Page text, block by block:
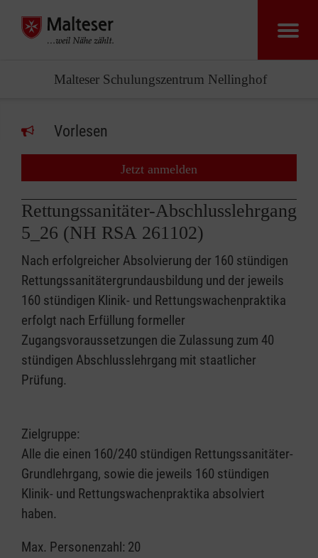
Malteser Schulungszentrum Nellinghof
Vorlesen
Jetzt anmelden
Rettungssanitäter-Abschlusslehrgang
5_26 (NH RSA 261102)
Nach erfolgreicher Absolvierung der 160 stündigen
Rettungssanitätergrundausbildung und der jeweils
160 stündigen Klinik- und Rettungswachenpraktika
erfolgt nach Erfüllung formeller
Zugangsvoraussetzungen die Zulassung zum 40
stündigen Abschlusslehrgang mit staatlicher
Prüfung.
Zielgruppe:
Alle die einen 160/240 stündigen Rettungssanitäter-
Grundlehrgang, sowie die jeweils 160 stündigen
Klinik- und Rettungswachenpraktika absolviert
haben.
Max. Personenzahl: 20